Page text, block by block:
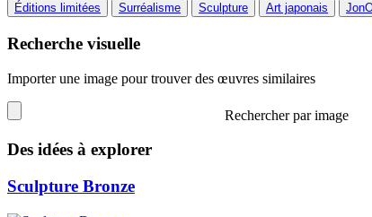
Éditions limitées Surréalisme Sculpture Art japonais
Recherche visuelle
Importer une image pour trouver des œuvres similaires
Rechercher par image
Des idées à explorer
Sculpture Bronze